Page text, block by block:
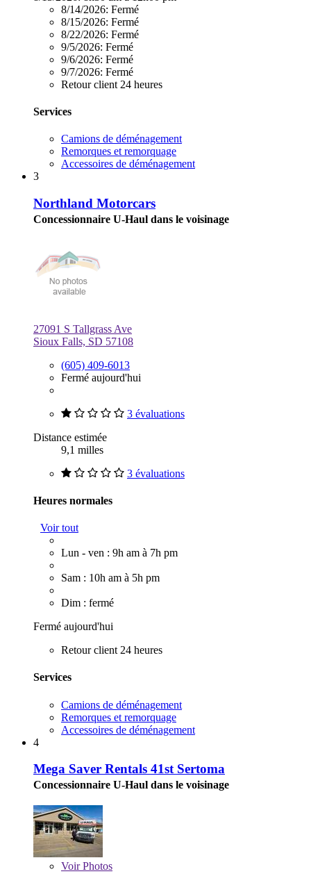
8/14/2026: Fermé
8/15/2026: Fermé
8/22/2026: Fermé
9/5/2026: Fermé
9/6/2026: Fermé
9/7/2026: Fermé
Retour client 24 heures
Services
Camions de déménagement
Remorques et remorquage
Accessoires de déménagement
3
Northland Motorcars
Concessionnaire U-Haul dans le voisinage
27091 S Tallgrass Ave
Sioux Falls, SD 57108
(605) 409-6013
Fermé aujourd'hui
3 évaluations
Distance estimée
9,1 milles
3 évaluations
Heures normales
Voir tout
Lun - ven : 9h am à 7h pm
Sam : 10h am à 5h pm
Dim : fermé
Fermé aujourd'hui
Retour client 24 heures
Services
Camions de déménagement
Remorques et remorquage
Accessoires de déménagement
4
Mega Saver Rentals 41st Sertoma
Concessionnaire U-Haul dans le voisinage
VoirPhotos